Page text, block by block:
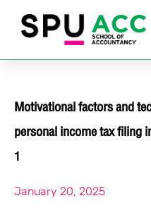
Motivational factors and
personal income tax filing
1
January 20, 2025